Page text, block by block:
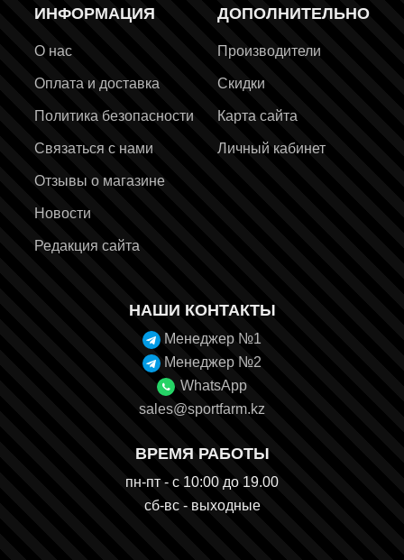
ИНФОРМАЦИЯ
О нас
Оплата и доставка
Политика безопасности
Связаться с нами
Отзывы о магазине
Новости
Редакция сайта
ДОПОЛНИТЕЛЬНО
Производители
Скидки
Карта сайта
Личный кабинет
НАШИ КОНТАКТЫ
Менеджер №1
Менеджер №2
WhatsApp
sales@sportfarm.kz
ВРЕМЯ РАБОТЫ
пн-пт - с 10:00 до 19.00
сб-вс - выходные